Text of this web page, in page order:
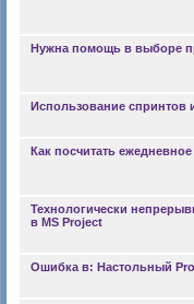
Нужна помощь в выборе
Использование спринтов
Как посчитать
Технологически
в MS Project
Ошибка в: Настольный